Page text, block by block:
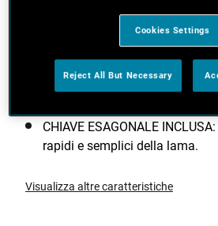
efficienza che offre più
autonomia e una maggiore
LAMA 24T TCT: Per precisione
migliore prestazione di taglio.
CHIAVE ESAGONALE
rapidi e semplici della lama.
Visualizza altre caratteristiche
Cookies Settings
Reject All But Necessary